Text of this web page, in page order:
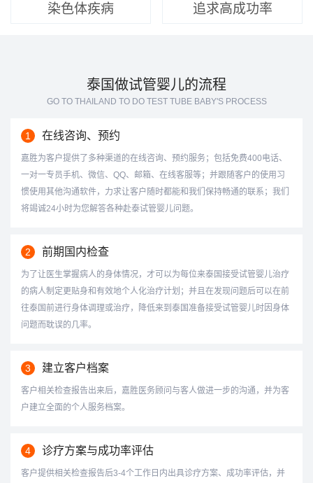
染色体疾病 追求高成功率
泰国做试管婴儿的流程
GO TO THAILAND TO DO TEST TUBE BABY'S PROCESS
1 在线咨询、预约
嘉胜为客户提供了多种渠道的在线咨询、预约服务；包括免费400电话、
一对一专员手机、微信、QQ、邮箱、在线客服等；并跟随客户的使用习
惯使用其他沟通软件，力求让客户随时都能和我们保持畅通的联系；我们
将竭诚24小时为您解答各种赴泰试管婴儿问题。
2 前期国内检查
为了让医生掌握病人的身体情况，才可以为每位来泰国接受试管婴儿治疗
的病人制定更贴身和有效地个人化治疗计划；并且在发现问题后可以在前
往泰国前进行身体调理或治疗，降低来到泰国准备接受试管婴儿时因身体
问题而耽误的几率。
3 建立客户档案
客户相关检查报告出来后，嘉胜医务顾问与客人做进一步的沟通，并为客
户建立全面的个人服务档案。
4 诊疗方案与成功率评估
客户提供相关检查报告后3-4个工作日内出具诊疗方案、成功率评估，并